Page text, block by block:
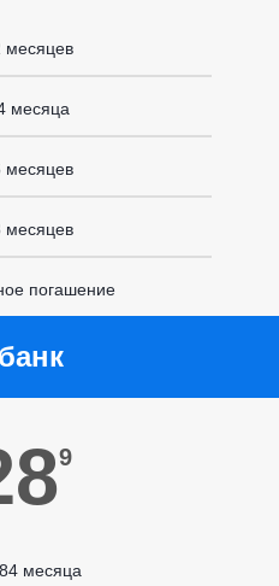
месяцев
месяца
месяцев
месяцев
погашение
9
месяца